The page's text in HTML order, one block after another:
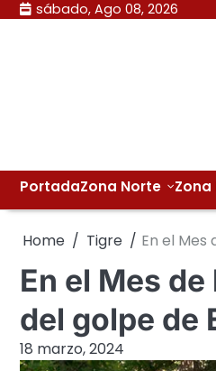
Skip sábado, Ago 08, 2026
PortadaZona Norte
Home Tigre En el
En el Mes
del golpe de
18 marzo, 2024